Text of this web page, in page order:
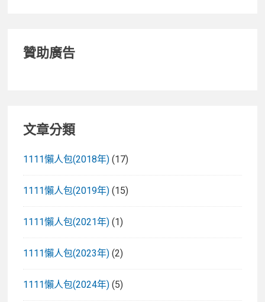
贊助廣告
文章分類
1111懶人包(2018年) (17)
1111懶人包(2019年) (15)
1111懶人包(2021年) (1)
1111懶人包(2023年) (2)
1111懶人包(2024年) (5)